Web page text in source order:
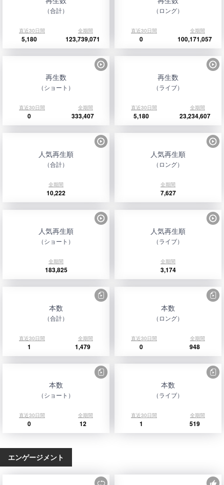
（合計）
直近30日間 全期間
5,180 123,739,071
（ロング）
直近30日間 全期間
0 100,171,057
再生数
（ショート）
直近30日間 全期間
0 333,407
再生数
（ライブ）
直近30日間 全期間
5,180 23,234,607
人気再生順
（合計）
全期間
10,222
人気再生順
（ロング）
全期間
7,627
人気再生順
（ショート）
全期間
183,825
人気再生順
（ライブ）
全期間
3,174
本数
（合計）
直近30日間 全期間
1 1,479
本数
（ロング）
直近30日間 全期間
0 948
本数
（ショート）
直近30日間 全期間
0 12
本数
（ライブ）
直近30日間 全期間
1 519
エンゲージメント